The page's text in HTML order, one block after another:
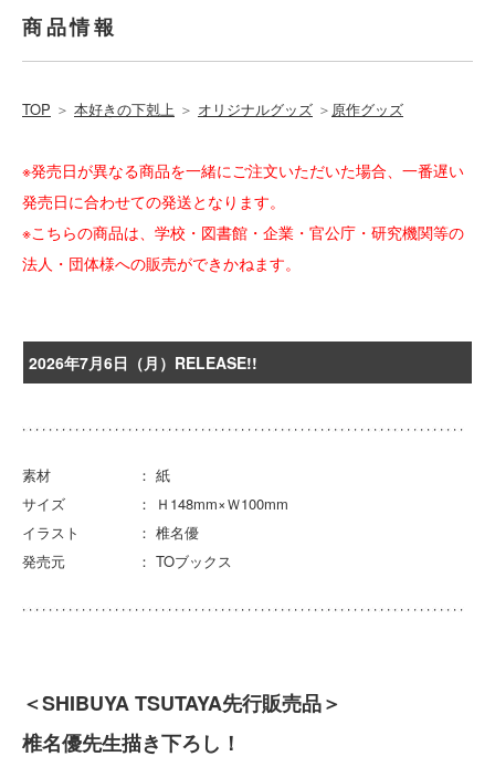
商品情報
TOP ＞ 本好きの下剋上 ＞ オリジナルグッズ ＞ 原作グッズ
※発売日が異なる商品を一緒にご注文いただいた場合、一番遅い
発売日に合わせての発送となります。
※こちらの商品は、学校・図書館・企業・官公庁・研究機関等の
法人・団体様への販売ができかねます。
2026年7月6日（月）RELEASE!!
素材 ： 紙
サイズ ： Ｈ148mm×Ｗ100mm
イラスト ： 椎名優
発売元 ： TOブックス
＜SHIBUYA TSUTAYA先行販売品＞
椎名優先生描き下ろし！